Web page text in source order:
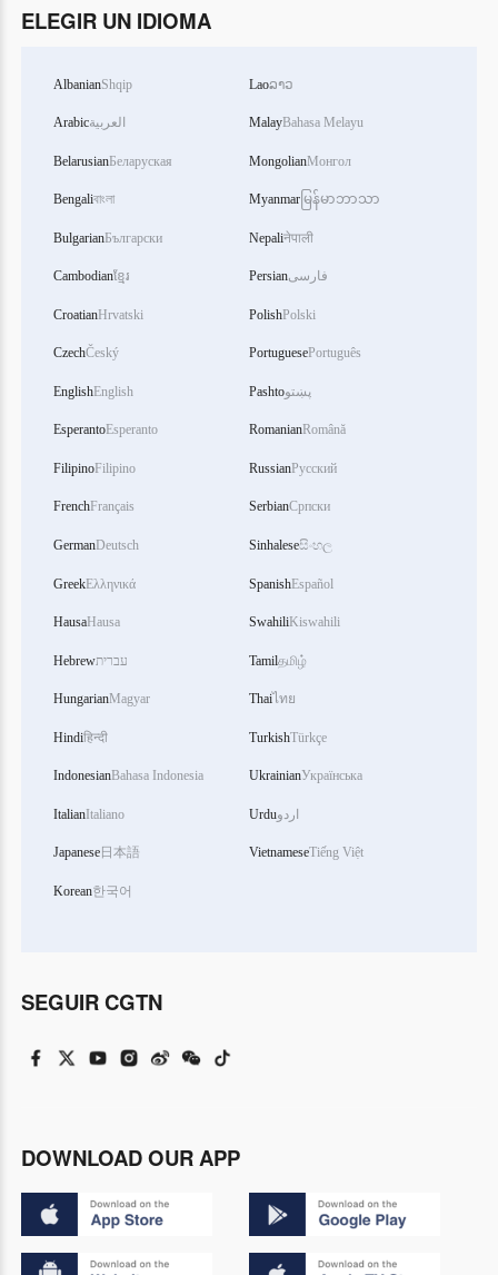
ELEGIR UN IDIOMA
AlbanianShqip
Arabicالعربية
BelarusianБеларуская
Bengaliবাংলা
BulgarianБългарски
Cambodianខ្មែរ
CroatianHrvatski
CzechČeský
EnglishEnglish
EsperantoEsperanto
FilipinoFilipino
FrenchFrançais
GermanDeutsch
GreekΕλληνικά
HausaHausa
Hebrewעברית
HungarianMagyar
Hindiहिन्दी
IndonesianBahasa Indonesia
ItalianItaliano
Japanese日本語
Korean한국어
Laoລາວ
MalayBahasa Melayu
MongolianМонгол
Myanmar မြန်မာဘာသာ
Nepaliनेपाली
Persianفارسی
PolishPolski
PortuguesePortuguês
Pashtoپښتو
RomanianRomână
RussianРусский
SerbianСрпски
Sinhaleseසිංහල
SpanishEspañol
SwahiliKiswahili
Tamilதமிழ்
Thaiไทย
TurkishTürkçe
UkrainianУкраїнська
Urduاردو
VietnameseTiếng Việt
SEGUIR CGTN
DOWNLOAD OUR APP